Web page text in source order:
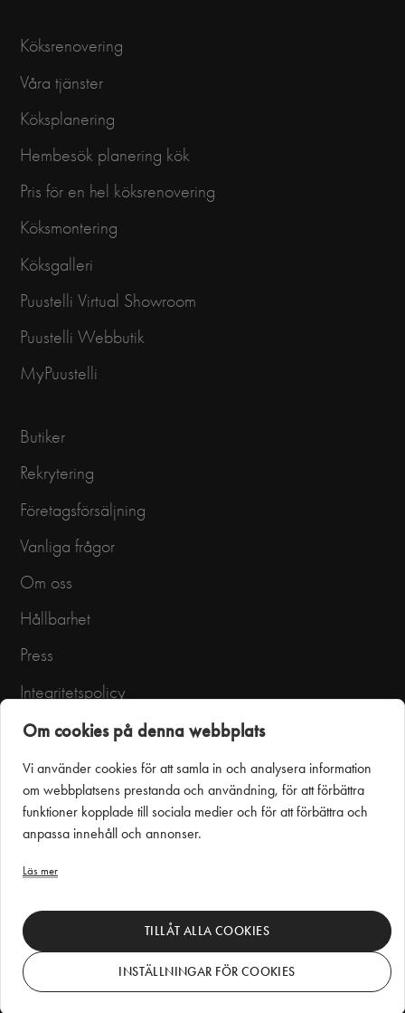
Köksrenovering
Våra tjänster
Köksplanering
Hembesök planering kök
Pris för en hel köksrenovering
Köksmontering
Köksgalleri
Puustelli Virtual Showroom
Puustelli Webbutik
MyPuustelli
Butiker
Rekrytering
Företagsförsäljning
Vanliga frågor
Om oss
Hållbarhet
Press
Integritetspolicy
Användarvillkor
Om cookies på denna webbplats
Vi använder cookies för att samla in och analysera information
om webbplatsens prestanda och användning, för att förbättra
funktioner kopplade till sociala medier och för att förbättra och
anpassa innehåll och annonser.
Läs mer
TILLÅT ALLA COOKIES
INSTÄLLNINGAR FÖR COOKIES